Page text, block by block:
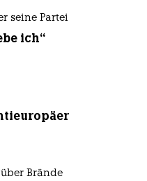
seine Partei
ich“
Brände